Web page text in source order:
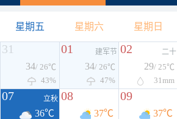
星期五 星期六 星期日
31
34/ 26℃
43%
01 建军节
34/ 26℃
47%
02 二十
29/ 25℃
31mm
07 立秋
36℃
08
37℃
09
37℃